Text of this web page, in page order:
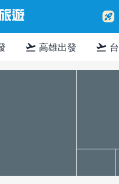
rocket_launch
flight_takeoff 高雄出發 flight_takeoff